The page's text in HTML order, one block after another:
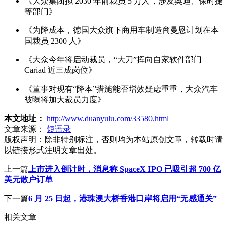
等部门》
《为降成本，德国大众旗下商用车制造商曼恩计划在本
国裁员 2300 人》
《大众今年将启动裁员，“大刀”挥向自家软件部门
Cariad 近三成岗位》
《董事对现有“降本”措施能否增效疑虑重重，大众汽车
被曝将加大裁员力度》
本文地址： http://www.duanyulu.com/33580.html
文章来源：
短语录
版权声明： 除非特别标注，否则均为本站原创文章，转载时请
以链接形式注明文章出处。
上一篇 上市进入倒计时，消息称 SpaceX IPO 已吸引超 700 亿
美元散户订单
下一篇6 月 25 日起，港珠澳大桥香港口岸将启用“无感通关”
相关文章